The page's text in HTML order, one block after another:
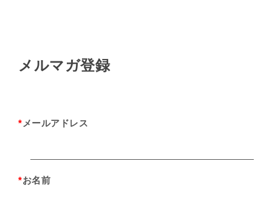
メルマガ登録
* メールアドレス
*お名前